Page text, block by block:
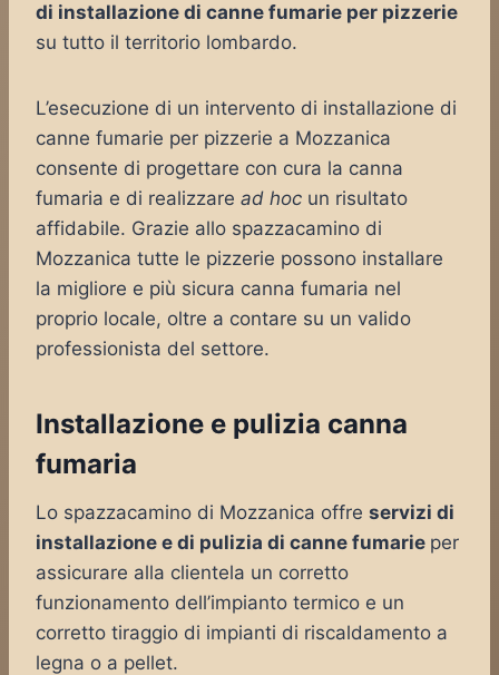
di installazione di canne fumarie per pizzerie
su tutto il territorio lombardo.
L’esecuzione di un intervento di installazione di
canne fumarie per pizzerie a Mozzanica
consente di progettare con cura la canna
fumaria e di realizzare ad hoc un risultato
affidabile. Grazie allo spazzacamino di
Mozzanica tutte le pizzerie possono installare
la migliore e più sicura canna fumaria nel
proprio locale, oltre a contare su un valido
professionista del settore.
Installazione e pulizia canna
fumaria
Lo spazzacamino di Mozzanica offre servizi di
installazione e di pulizia di canne fumarie per
assicurare alla clientela un corretto
funzionamento dell’impianto termico e un
corretto tiraggio di impianti di riscaldamento a
legna o a pellet.